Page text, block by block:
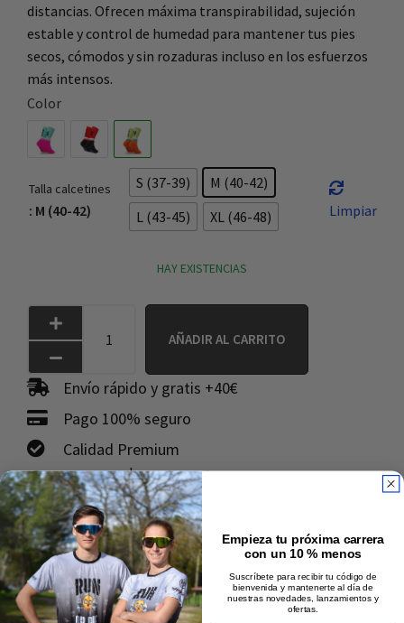
distancias. Ofrecen máxima transpirabilidad, sujeción
estable y control de humedad para mantener tus pies
secos, cómodos y sin rozaduras incluso en los esfuerzos
más intensos.
Color
Talla calcetines
: M (40-42)
S (37-39)
M (40-42)
L (43-45)
XL (46-48) Limpiar
HAY EXISTENCIAS
AÑADIR AL CARRITO
Envío rápido y gratis +40€
Pago 100% seguro
Calidad Premium
Comprados juntos
frecuentemente
Empieza tu próxima carrera
con un 10 % menos
Suscríbete para recibir tu código de
bienvenida y mantenerte al día de
nuestras novedades, lanzamientos y
ofertas.